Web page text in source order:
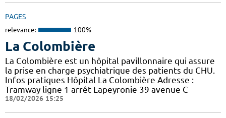
PAGES
relevance: 100%
La Colombière
La Colombière est un hôpital pavillonnaire qui assure
la prise en charge psychiatrique des patients du CHU.
Infos pratiques Hôpital La Colombière Adresse :
Tramway ligne 1 arrêt Lapeyronie 39 avenue C
18/02/2026 15:25